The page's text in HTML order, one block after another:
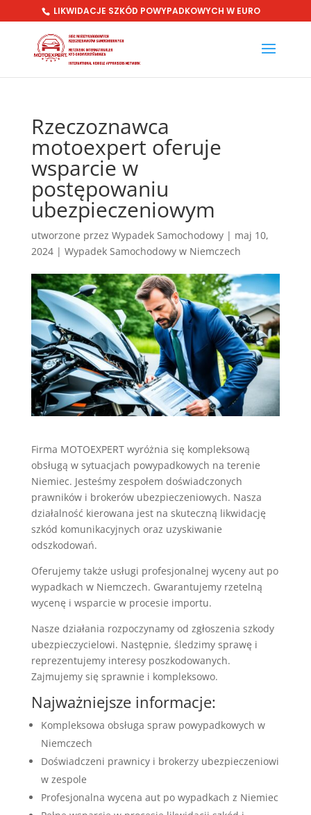
LIKWIDACJE SZKÓD POWYPADKOWYCH W EURO
Rzeczoznawca
motoexpert oferuje
wsparcie w
postępowaniu
ubezpieczeniowym
utworzone przez Wypadek Samochodowy| maj 10,
2024| Wypadek Samochodowy w Niemczech
Firma MOTOEXPERT wyróżnia się kompleksową
obsługą w sytuacjach powypadkowych na terenie
Niemiec. Jesteśmy zespołem doświadczonych
prawników i brokerów ubezpieczeniowych. Nasza
działalność kierowana jest na skuteczną likwidację
szkód komunikacyjnych oraz uzyskiwanie
odszkodowań.
Oferujemy także usługi profesjonalnej wyceny aut po
wypadkach w Niemczech. Gwarantujemy rzetelną
wycenę i wsparcie w procesie importu.
Nasze działania rozpoczynamy od zgłoszenia szkody
ubezpieczycielowi. Następnie, śledzimy sprawę i
reprezentujemy interesy poszkodowanych.
Zajmujemy się sprawnie i kompleksowo.
Najważniejsze informacje:
Kompleksowa obsługa spraw powypadkowych w
Niemczech
Doświadczeni prawnicy i brokerzy ubezpieczeniowi
w zespole
Profesjonalna wycena aut po wypadkach z Niemiec